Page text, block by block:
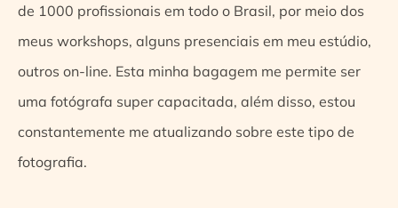
de 1000 profissionais em todo o Brasil, por meio dos
meus workshops, alguns presenciais em meu estúdio,
outros on-line. Esta minha bagagem me permite ser
uma fotógrafa super capacitada, além disso, estou
constantemente me atualizando sobre este tipo de
fotografia.